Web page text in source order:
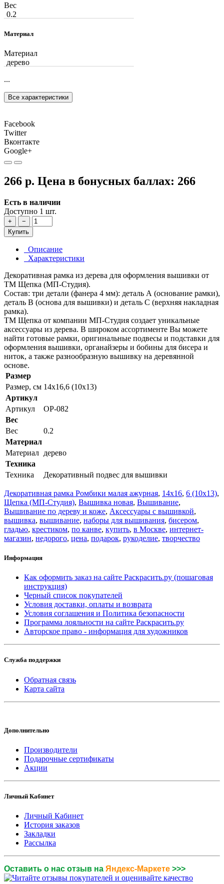
Вес
0.2
Материал
Материал
дерево
...
Все характеристики
Facebook
Twitter
Вконтакте
Google+
266 р. Цена в бонусных баллах: 266
Есть в наличии
Доступно 1 шт.
+
−
Купить
Описание
Характеристики
Декоративная рамка из дерева для оформления вышивки от
ТМ Щепка (МП-Студия).
Состав: три детали (фанера 4 мм): деталь А (основание рамки),
деталь В (основа для вышивки) и деталь С (верхняя накладная
рамка).
ТМ Щепка от компании МП-Студия создает уникальные
аксессуары из дерева. В широком ассортименте Вы можете
найти готовые рамки, оригинальные подвесы и подставки для
оформления вышивки, органайзеры и бобины для бисера и
ниток, а также разнообразную вышивку на деревянной
основе.
Размер
Размер, см 14x16,6 (10x13)
Артикул
Артикул
ОР-082
Вес
Вес
0.2
Материал
Материал дерево
Техника
Техника
Декоративный подвес для вышивки
Декоративная рамка Ромбики малая ажурная, 14x16, 6 (10x13),
Щепка (МП-Студия), Вышивка новая, Вышивание,
Вышивание по дереву и коже, Аксессуары с вышивкой,
вышивка, вышивание, наборы для вышивания, бисером,
гладью, крестиком, по канве, купить, в Москве, интернет-
магазин, недорого, цена, подарок, рукоделие, творчество
Информация
Как оформить заказ на сайте Раскрасить.ру (пошаговая
инструкция)
Черный список покупателей
Условия доставки, оплаты и возврата
Условия соглашения и Политика безопасности
Программа лояльности на сайте Раскрасить.ру
Авторское право - информация для художников
Служба поддержки
Обратная связь
Карта сайта
Дополнительно
Производители
Подарочные сертификаты
Акции
Личный Кабинет
Личный Кабинет
История заказов
Закладки
Рассылка
Оставить о нас отзыв на Яндекс-Маркете >>>